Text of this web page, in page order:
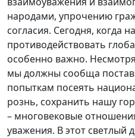
народами, упрочению
согласия. Сегодня, когда
противодействовать
особенно важно.
мы должны сообща
попыткам посеять
рознь, сохранить нашу
– многовековые
уважения. В этот светлый